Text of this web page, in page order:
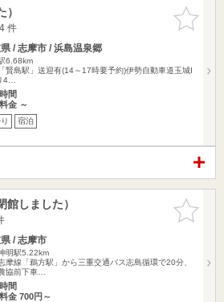
お気に入
りに追加
件
/ 志摩市 / 浜島温泉郷
6.68km
賢島駅」送迎有(14～17時要予約)伊勢自動車道玉城I
4…
間
金 ～
宿泊
お気に入
りに追加
館しました）
/ 志摩市
明駅5.22km
摩線「鵜方駅」から三重交通バス志島循環で20分、
協前下車…
間
金 700円～